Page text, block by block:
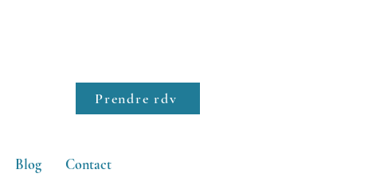
Prendre rdv
Blog Contact